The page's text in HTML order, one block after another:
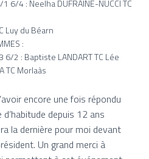
6/4 : Neelha DUFRAINE-NUCCI TC
Luy du Béarn
:
2 : Baptiste LANDART TC Lée
TC Morlaàs
encore une fois répondu
depuis 12 ans
la dernière pour moi devant
Un grand merci à